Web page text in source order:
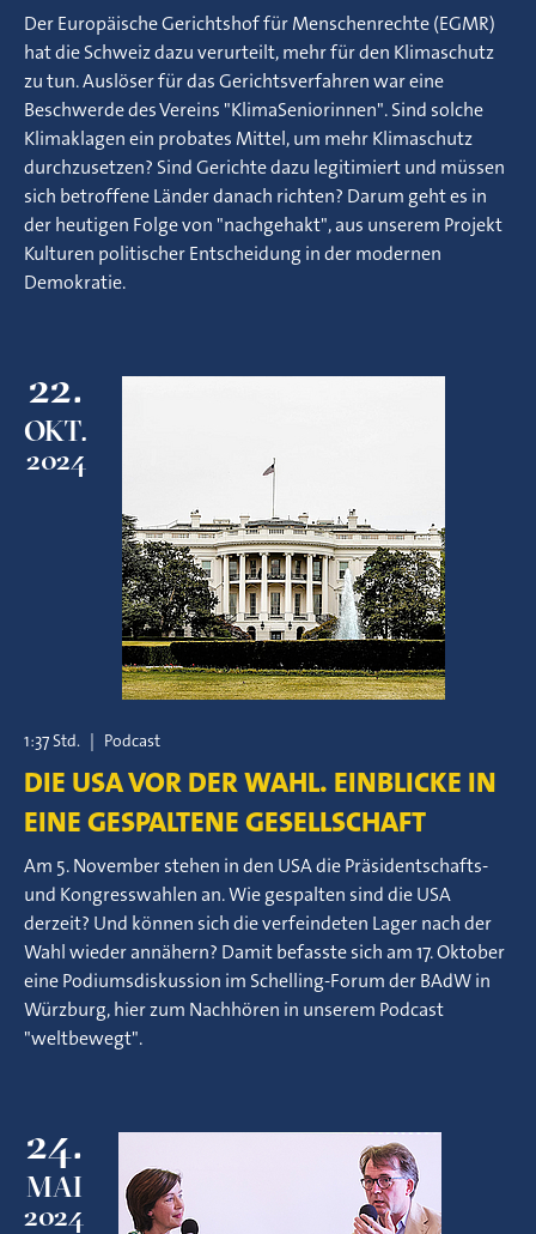
Der Europäische Gerichtshof für Menschenrechte (EGMR)
hat die Schweiz dazu verurteilt, mehr für den Klimaschutz
zu tun. Auslöser für das Gerichtsverfahren war eine
Beschwerde des Vereins "KlimaSeniorinnen". Sind solche
Klimaklagen ein probates Mittel, um mehr Klimaschutz
durchzusetzen? Sind Gerichte dazu legitimiert und müssen
sich betroffene Länder danach richten? Darum geht es in
der heutigen Folge von "nachgehakt", aus unserem Projekt
Kulturen politischer Entscheidung in der modernen
Demokratie.
22.
OKT.
2024
1:37 Std. | Podcast
DIE USA VOR DER WAHL. EINBLICKE IN
EINE GESPALTENE GESELLSCHAFT
Am 5. November stehen in den USA die Präsidentschafts-
und Kongresswahlen an. Wie gespalten sind die USA
derzeit? Und können sich die verfeindeten Lager nach der
Wahl wieder annähern? Damit befasste sich am 17. Oktober
eine Podiumsdiskussion im Schelling-Forum der BAdW in
Würzburg, hier zum Nachhören in unserem Podcast
"weltbewegt".
24.
MAI
2024